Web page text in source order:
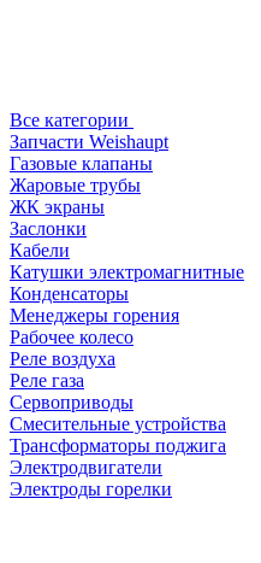
Все категории
Запчасти Weishaupt
Газовые клапаны
Жаровые трубы
ЖК экраны
Заслонки
Кабели
Катушки электромагнитные
Конденсаторы
Менеджеры горения
Рабочее колесо
Реле воздухa
Реле газа
Сервоприводы
Смесительные устройства
Трансформаторы поджига
Электродвигатели
Электроды горелки